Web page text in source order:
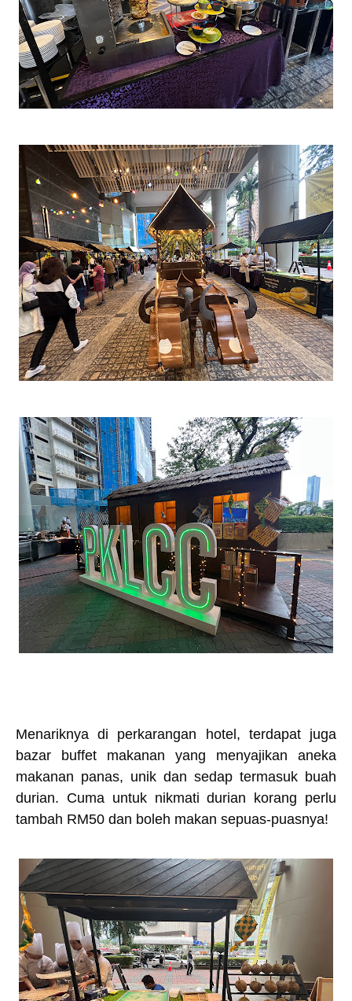
Menariknya di perkarangan hotel, terdapat juga
bazar buffet makanan yang menyajikan aneka
makanan panas, unik dan sedap termasuk buah
durian. Cuma untuk nikmati durian korang perlu
tambah RM50 dan boleh makan sepuas-puasnya!